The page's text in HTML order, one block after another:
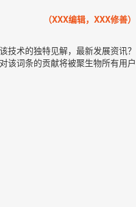
（XXX编辑，XXX修善）
技术的独特见解，最新发展资讯？
该词条的贡献将被聚生物所有用户